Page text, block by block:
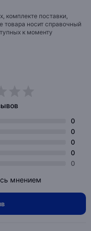
комплекте поставки,
товара носит справочный
к моменту
0
0
0
0
0
мнением